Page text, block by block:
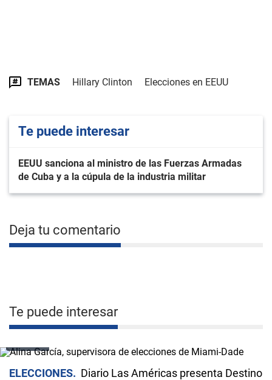
TEMAS Hillary Clinton Elecciones en EEUU
Te puede interesar
EEUU sanciona al ministro de las Fuerzas Armadas
de Cuba y a la cúpula de la industria militar
Deja tu comentario
Te puede interesar
ELECCIONES
Diario Las Américas presenta Destino